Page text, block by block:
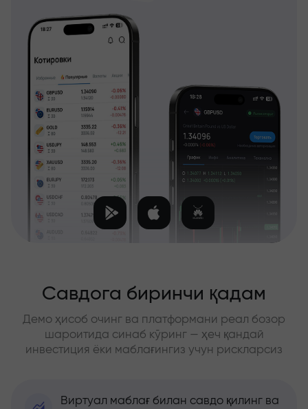
Савдога биринчи қадам
Демо ҳисоб очинг ва платформани реал бозор
шароитида синаб кўринг — ҳеч қандай
инвестиция ёки маблағингиз учун рискларсиз
Виртуал маблағ билан савдо қилинг ва